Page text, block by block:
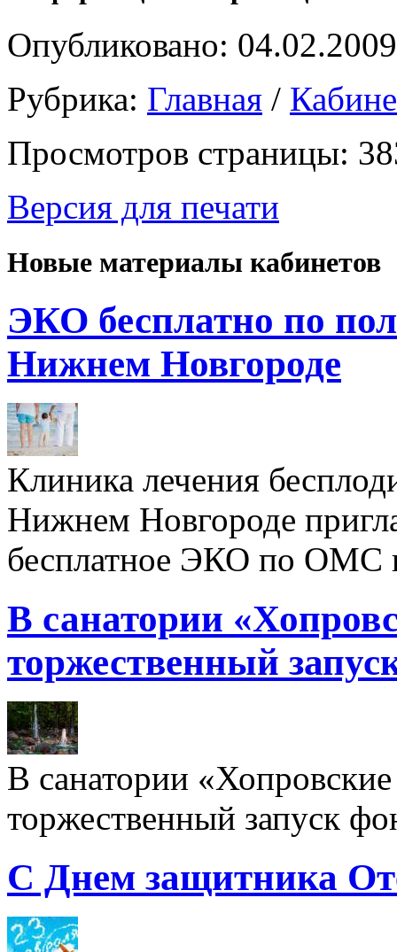
Опубликовано: 04.02.2009
Рубрика: Главная /
Просмотров страницы:
Версия для печати
Новые материалы кабинетов
ЭКО бесплатно по
Нижнем Новгороде
Клиника лечения
Нижнем Новгороде
бесплатное ЭКО по ОМС
В санатории
торжественный
В санатории «Хопровские
торжественный запуск
С Днем защитника